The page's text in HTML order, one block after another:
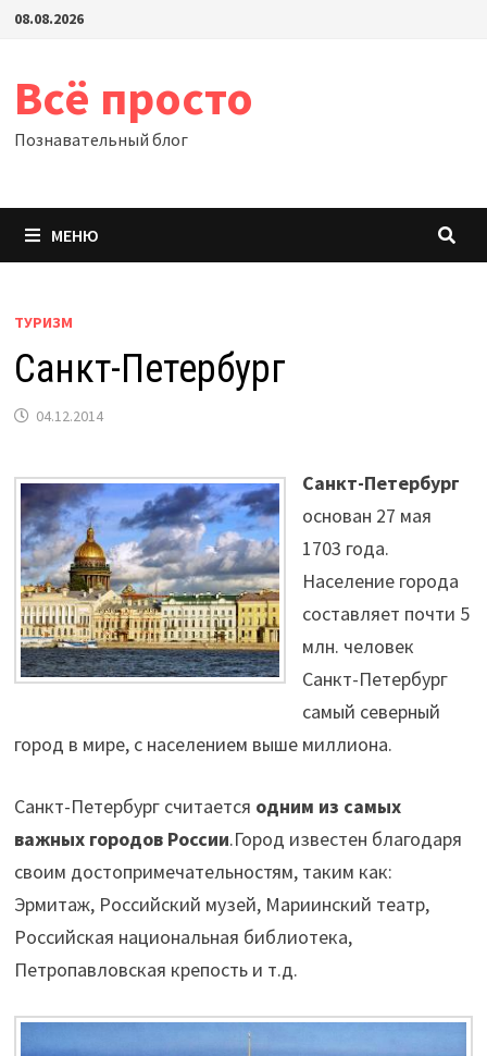
Перейти
08.08.2026
Всё просто
Познавательный блог
МЕНЮ
ТУРИЗМ
Санкт-Петербург
04.12.2014
Санкт-Петербург
основан 27 мая
1703 года.
Население города
составляет почти 5
млн. человек
Санкт-Петербург
самый северный
город в мире, с населением выше миллиона.
Санкт-Петербург считается одним из самых
важных городов России.Город известен благодаря
своим достопримечательностям, таким как:
Эрмитаж, Российский музей, Мариинский театр,
Российская национальная библиотека,
Петропавловская крепость и т.д.